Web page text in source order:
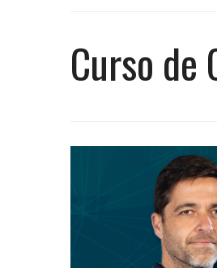
Curso de